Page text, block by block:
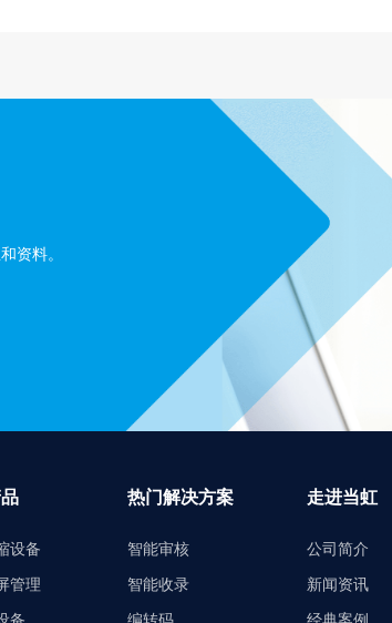
资料。
设备
管理
热门解决方案
智能审核
智能收录
走进当虹
公司简介
新闻资讯